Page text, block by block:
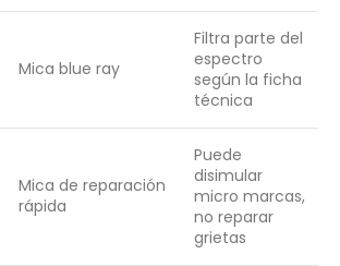
Mica blue ray
Filtra parte del
espectro
según la ficha
técnica
Mica de reparación
rápida
Puede
disimular
micro marcas,
no reparar
grietas